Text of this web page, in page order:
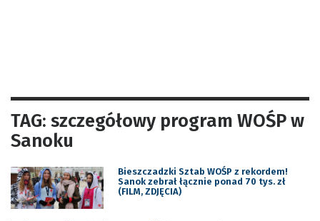
TAG: szczegółowy program WOŚP w
Sanoku
Bieszczadzki Sztab WOŚP z rekordem!
Sanok zebrał łącznie ponad 70 tys. zł
(FILM, ZDJĘCIA)